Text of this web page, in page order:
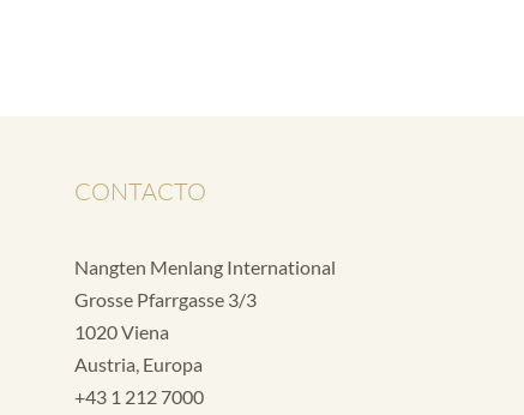
CONTACTO
Nangten Menlang International
Grosse Pfarrgasse 3/3
1020 Viena
Austria, Europa
+43 1 212 7000